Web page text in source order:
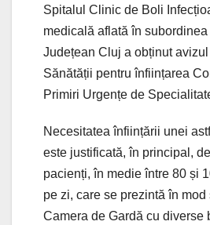
Spitalul Clinic de Boli
medicală aflată în
Județean Cluj a obținut
Sănătății pentru înființarea
Primiri Urgențe de
Necesitatea înființării unei
este justificată, în principal,
pacienți, în medie între 80 și
pe zi, care se prezintă în mod
Camera de Gardă cu diverse